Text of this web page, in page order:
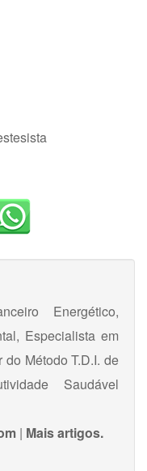
Energético,
Especialista em
Método T.D.I. de
Saudável
| Mais artigos.